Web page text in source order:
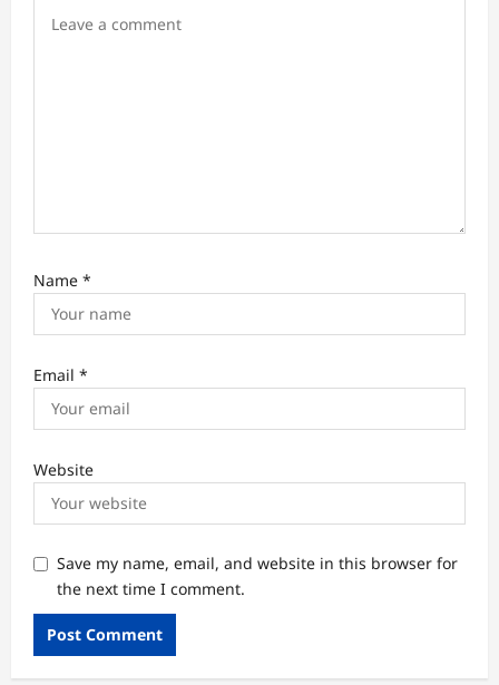
Name *
Email *
Website
Save my name, email, and website in this browser for
the next time I comment.